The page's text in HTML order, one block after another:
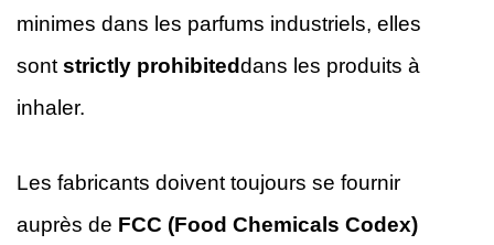
minimes dans les parfums industriels, elles
sont strictly prohibiteddans les produits à
inhaler.
Les fabricants doivent toujours se fournir
auprès de FCC (Food Chemicals Codex)